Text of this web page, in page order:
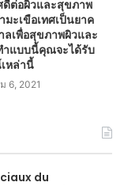
ดีต่อผิวและสุขภาพ
ะเขือเทศเป็นยาค
ลเพื่อสุขภาพผิวและ
แบบนี้คุณจะได้รับ
หล่านี้
6, 2021
du